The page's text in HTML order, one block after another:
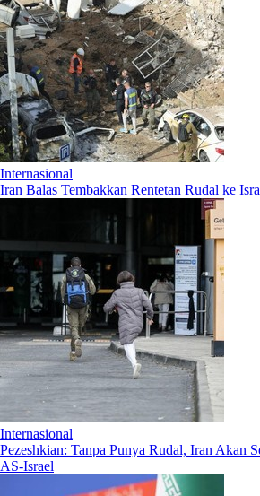
Internasional
Iran Balas Tembakkan Rentetan Rudal ke
Internasional
Pezeshkian: Tanpa Punya Rudal, Iran Akan
AS-Israel